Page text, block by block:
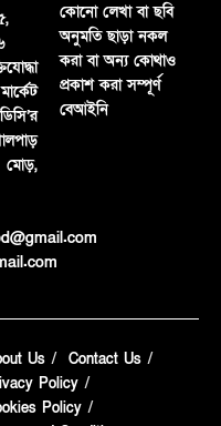
মোড়,
কোনো লেখা বা ছবি
অনুমতি ছাড়া নকল
করা বা অন্য কোথাও
প্রকাশ করা সম্পূর্ণ
বেআইনি
Us
Contact Us
Policy
Policy